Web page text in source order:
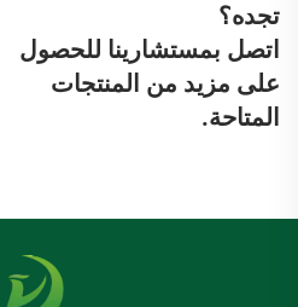
تجده؟
اتصل بمستشارينا للحصول
على مزيد من المنتجات
المتاحة.